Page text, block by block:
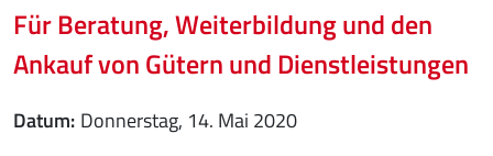
Für Beratung, Weiterbildung und den
Ankauf von Gütern und Dienstleistungen
Datum Donnerstag, 14. Mai 2020